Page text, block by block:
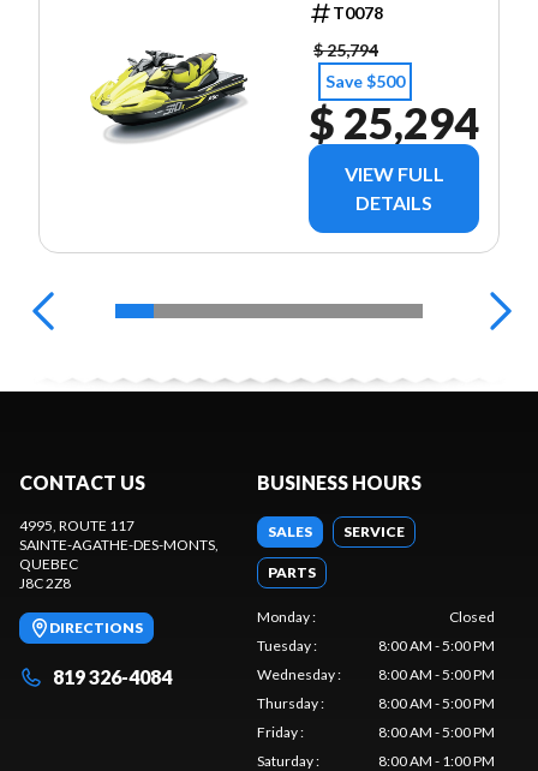
T0078
$ 25,794
Save $500
$ 25,294
VIEW FULL
DETAILS
CONTACT US
4995, ROUTE 117
SAINTE-AGATHE-DES-MONTS
QUEBEC
J8C 2Z8
DIRECTIONS
819 326-4084
BUSINESS HOURS
SALES SERVICE
PARTS
Monday:
Closed
Tuesday:
8:00 AM - 5:00 PM
Wednesday:
8:00 AM - 5:00 PM
Thursday:
8:00 AM - 5:00 PM
Friday:
8:00 AM - 5:00 PM
Saturday: 8:00 AM - 1:00 PM